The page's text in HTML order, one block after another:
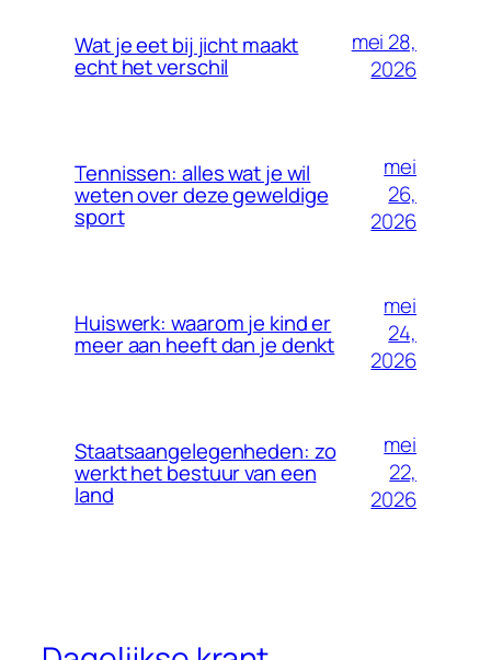
Wat je eet bij jicht maakt
echt het verschil
mei 28,
2026
Tennissen: alles wat je wil
weten over deze geweldige
sport
mei
26,
2026
Huiswerk: waarom je kind er
meer aan heeft dan je denkt
mei
24,
2026
Staatsaangelegenheden: zo
werkt het bestuur van een
land
mei
22,
2026